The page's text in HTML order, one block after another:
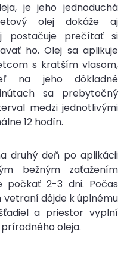
je jeho jednoduchá
olej dokáže aj
postačuje prečítať si
ho. Olej sa aplikuje
s kratším vlasom,
na jeho dôkladné
sa prebytočný
medzi jednotlivými
12 hodín.
druhý deň po aplikácii
bežným zaťažením
počkať 2-3 dni. Počas
dôjde k úplnému
a priestor vyplní
oleja.